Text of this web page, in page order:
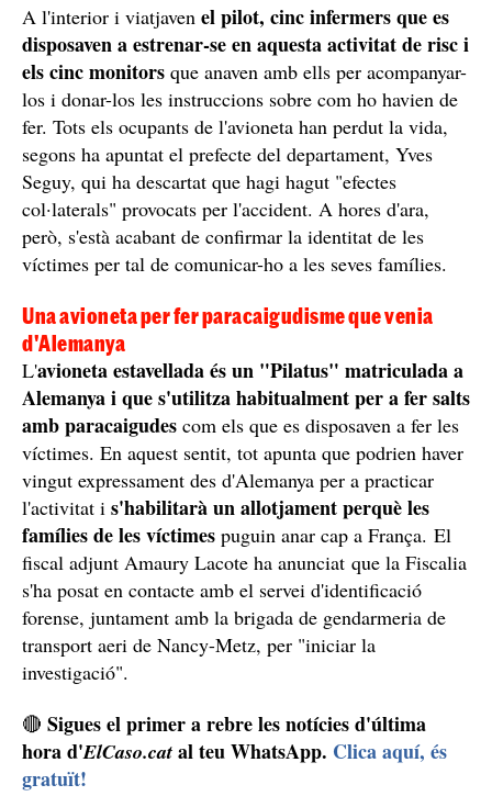
A l'interior i viatjaven el pilot, cinc infermers que es
disposaven a estrenar-se en aquesta activitat de risc i
els cinc monitors que anaven amb ells per acompanyar-
los i donar-los les instruccions sobre com ho havien de
fer. Tots els ocupants de l'avioneta han perdut la vida,
segons ha apuntat el prefecte del departament, Yves
Seguy, qui ha descartat que hagi hagut "efectes
col·laterals" provocats per l'accident. A hores d'ara,
però, s'està acabant de confirmar la identitat de les
víctimes per tal de comunicar-ho a les seves famílies.
Una avioneta per fer paracaigudisme que venia
d'Alemanya
L'avioneta estavellada és un "Pilatus" matriculada a
Alemanya i que s'utilitza habitualment per a fer salts
amb paracaigudes com els que es disposaven a fer les
víctimes. En aquest sentit, tot apunta que podrien haver
vingut expressament des d'Alemanya per a practicar
l'activitat i s'habilitarà un allotjament perquè les
famílies de les víctimes puguin anar cap a França. El
fiscal adjunt Amaury Lacote ha anunciat que la Fiscalia
s'ha posat en contacte amb el servei d'identificació
forense, juntament amb la brigada de gendarmeria de
transport aeri de Nancy-Metz, per "iniciar la
investigació".
🔴 Sigues el primer a rebre les notícies d'última
hora d'ElCaso.cat al teu WhatsApp. Clica aquí, és
gratuït!